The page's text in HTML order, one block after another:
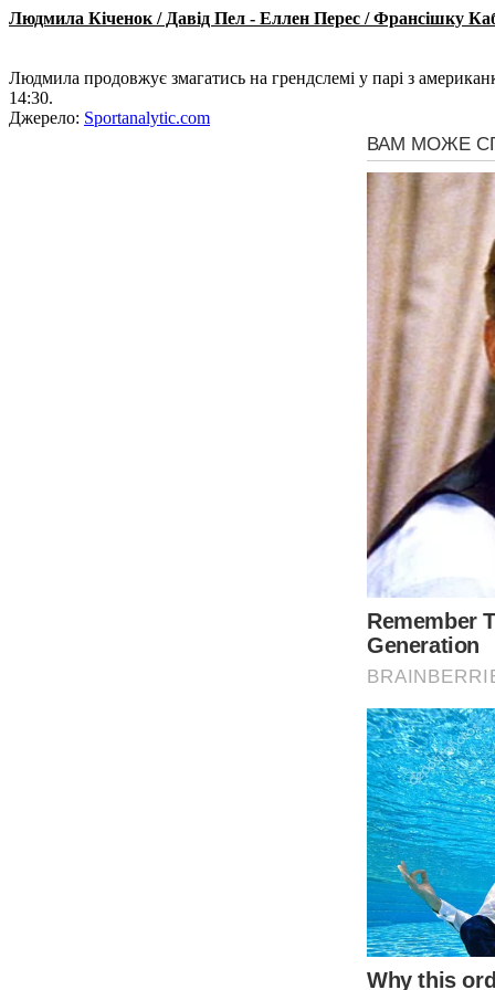
Людмила Кіченок / Давід Пел - Еллен Перес / Франсішку
Людмила продовжує змагатись на грендслемі у парі з
14:30.
Джерело: Sportanalytic.com